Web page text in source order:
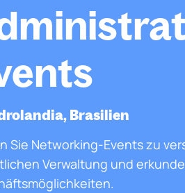
Brasilien
Sie Networking-Events zu
Verwaltung und